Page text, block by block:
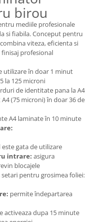
birou
mediile profesionale
si fiabila. Conceput pentru
viteza, eficienta si
profesional
utilizare în doar 1 minut
la 125 microni
de identitate pana la A4
(75 microni) în doar 36 de
A4 laminate în 10 minute
gata de utilizare
intrare: asigura
blocajele
setari pentru grosimea foliei:
permite îndepartarea
activeaza dupa 15 minute